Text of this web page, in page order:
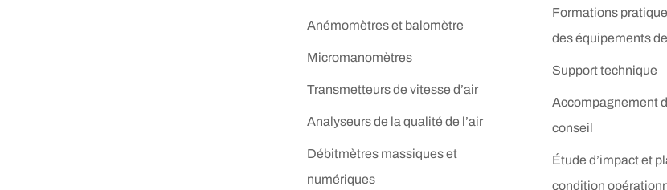
Anémomètres et balomètre
Micromanomètres
Transmetteurs de vitesse d’air
Analyseurs de la qualité de l’air
Débitmètres massiques et
numériques
Formations
des équipements
Support technique
Accompagnement
conseil
Étude d’impact et
condition